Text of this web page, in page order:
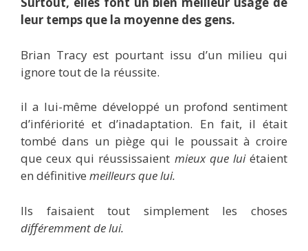
leur temps que la moyenne des gens.
Brian Tracy est pourtant issu d’un milieu qui
ignore tout de la réussite.
il a lui-même développé un profond sentiment
d’infériorité et d’inadaptation. En fait, il était
tombé dans un piège qui le poussait à croire
que ceux qui réussissaient mieux que luiétaient
en définitive meilleurs que lui.
Ils faisaient tout simplement les choses
différemment de lui.